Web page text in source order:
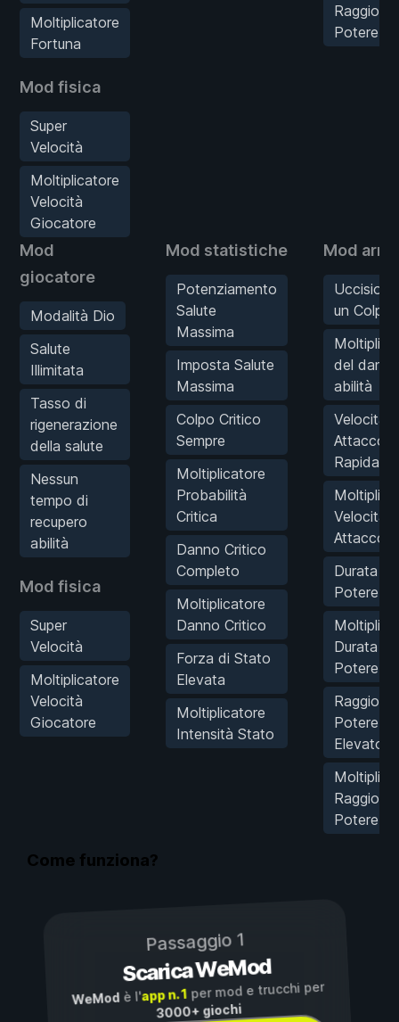
Moltiplicatore
Fortuna
Mod fisica
Super
Velocità
Moltiplicatore
Velocità
Giocatore
Raggio
Potere
Mod
giocatore
Modalità Dio
Salute
Illimitata
Tasso di
rigenerazione
della salute
Nessun
tempo di
recupero
abilità
Mod fisica
Super
Velocità
Moltiplicatore
Velocità
Giocatore
Mod statistiche
Potenziamento
Salute
Massima
Imposta Salute
Massima
Colpo Critico
Sempre
Moltiplicatore
Probabilità
Critica
Danno Critico
Completo
Moltiplicatore
Danno Critico
Forza di Stato
Elevata
Moltiplicatore
Intensità Stato
Mod armi
Uccisioni
un Colpo
del
abilità
Velocità
Attacco
Rapida
Velocità
Attacco
Durata
Potere
Durata
Potere
Raggio
Potere
Elevato
Raggio
Potere
Come funziona?
Passaggio 1
Scarica WeMod
WeMod è l'app n. 1per mod e trucchi per
3000+ giochi